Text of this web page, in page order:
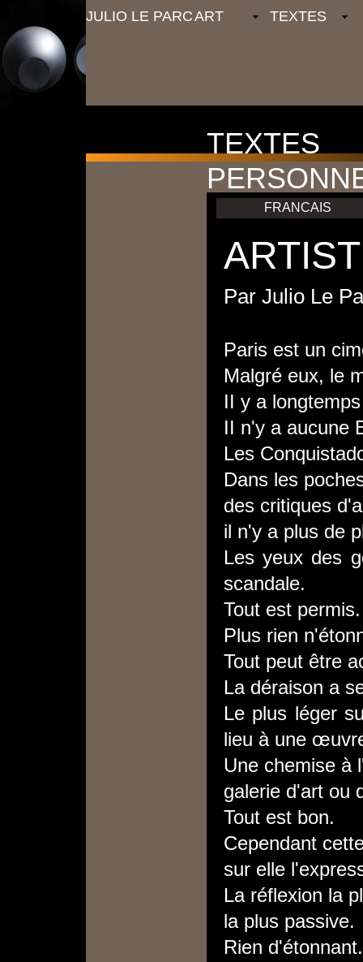
JULIO LE PARCART TEXTES
TEXTES
FRANCAIS
Par Julio Le
Paris est un
Malgré eux, le
II y a
II n'y a aucune
Les
Dans les
des critiques
il n'y a plus de
Les yeux des
scandale.
Tout est permis.
Plus rien
Tout peut être
La déraison a
Le plus léger
lieu à une
Une chemise à
galerie d'art ou
Tout est bon.
Cependant
sur elle
La réflexion la
la plus passive.
Rien d'étonnant.